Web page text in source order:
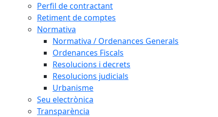
Perfil de contractant
Retiment de comptes
Normativa
Normativa / Ordenances Generals
Ordenances Fiscals
Resolucions i decrets
Resolucions judicials
Urbanisme
Seu electrònica
Transparència